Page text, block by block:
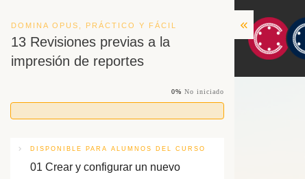
DOMINA OPUS, PRÁCTICO Y FÁCIL
13 Revisiones previas a la
impresión de reportes
0% No iniciado
DISPONIBLE PARA ALUMNOS DEL CURSO
01 Crear y configurar un nuevo